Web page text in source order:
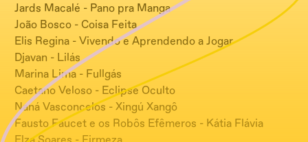
Jards Macalé - Pano pra Manga
João Bosco - Coisa Feita
Elis Regina - Vivendo e Aprendendo a Jogar
Djavan - Lilás
Marina Lima - Fullgás
Caetano Veloso - Eclipse Oculto
Naná Vasconcelos - Xingú Xangô
Fausto Faucet e os Robôs Efêmeros - Kátia Flávia